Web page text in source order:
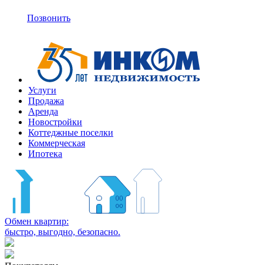
Позвонить
Услуги
Продажа
Аренда
Новостройки
Коттеджные поселки
Коммерческая
Ипотека
Обмен квартир:
быстро, выгодно, безопасно.